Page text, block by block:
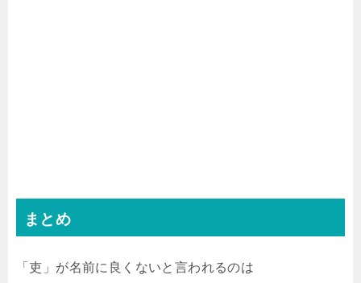
まとめ
「吏」が名前に良くないと言われるのは